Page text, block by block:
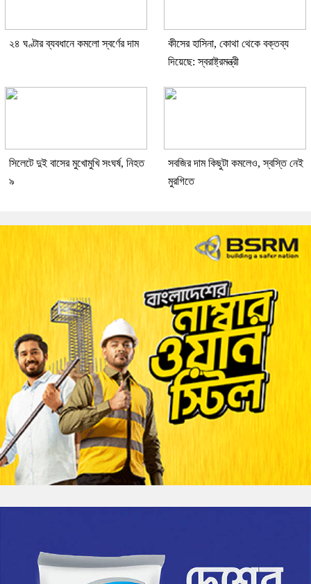
২৪ ঘণ্টার ব্যবধানে কমলো স্বর্ণের দাম
কীসের হাসিনা, কোথা থেকে বক্তব্য
দিয়েছে: স্বরাষ্ট্রমন্ত্রী
সিলেটে দুই বাসের মুখোমুখি সংঘর্ষ, নিহত
৯
সবজির দাম কিছুটা কমলেও, স্বস্তি নেই
মুরগিতে